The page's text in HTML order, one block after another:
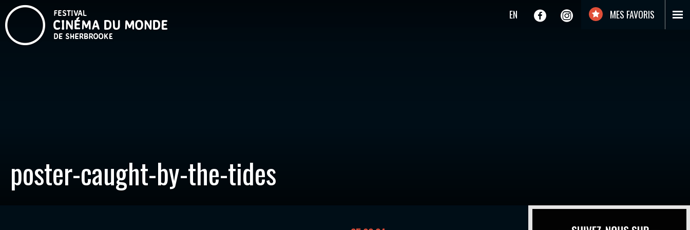
EN MES FAVORIS
poster-caught-by-the-tides